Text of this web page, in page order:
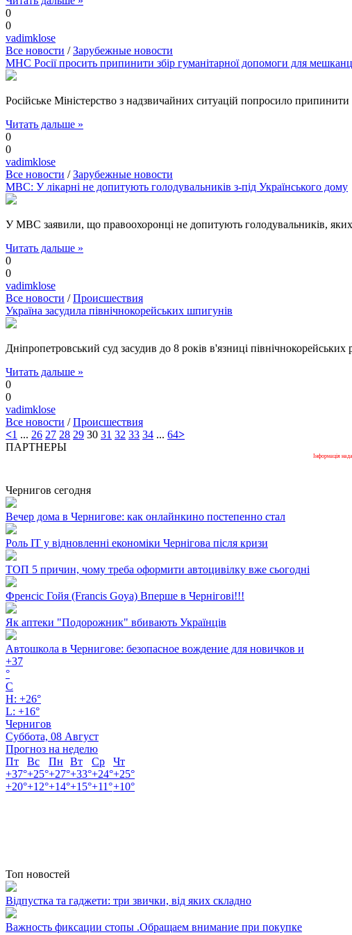
0
0
vadimklose
Все новости /Зарубежные новости
МНС Росії просить припинити збір гуманітарної допомоги для
Російське Міністерство з надзвичайних ситуацій попросило
Читать дальше »
0
0
vadimklose
Все новости /Зарубежные новости
МВС: У лікарні не допитують голодувальників з-під Українського дому
У МВС заявили, що правоохоронці не допитують голодувальників, яких
Читать дальше »
0
0
vadimklose
Все новости /Происшествия
Україна засудила північнокорейських шпигунів
Дніпропетровський суд засудив до 8 років в'язниці
Читать дальше »
0
0
vadimklose
Все новости /Происшествия
<1 ... 26 27 28 29 30 31 32 33 34 ... 64>
ПАРТНЕРЫ
Інформація
Чернигов сегодня
Вечер дома в Чернигове: как онлайнкино постепенно стал
Роль ІТ у відновленні економіки Чернігова після кризи
ТОП 5 причин, чому треба оформити автоцивілку вже сьогодні
Френсіс Гойя (Francis Goya) Вперше в Чернігові!!!
Як аптеки "Подорожник" вбивають Українців
Автошкола в Чернигове: безопасное вождение для новичков и
+37
°
C
H: +26°
L: +16°
Чернигов
Суббота, 08 Август
Прогноз на неделю
Пт
Вс Пн Вт Ср
Чт
+37°+25°+27°+33°+24°+25°
+20°+12°+14°+15°+11°+10°
Топ новостей
Відпустка та гаджети: три звички, від яких складно
Важность фиксации стопы .Обращаем внимание при покупке